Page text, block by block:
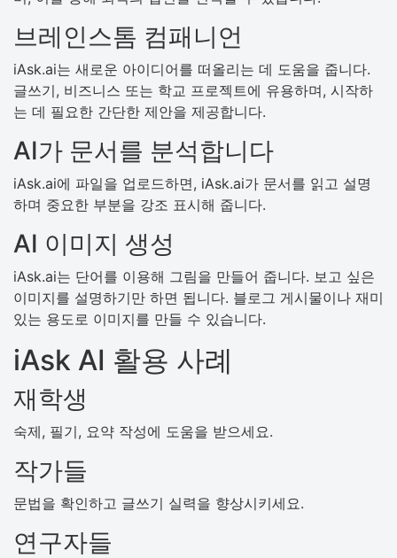
브레인스톰 컴패니언
iAsk.ai는 새로운 아이디어를 떠올리는 데 도움을 줍니다.
글쓰기, 비즈니스 또는 학교 프로젝트에 유용하며, 시작하
는 데 필요한 간단한 제안을 제공합니다.
AI가 문서를 분석합니다
iAsk.ai에 파일을 업로드하면, iAsk.ai가 문서를 읽고 설명
하며 중요한 부분을 강조 표시해 줍니다.
AI 이미지 생성
iAsk.ai는 단어를 이용해 그림을 만들어 줍니다. 보고 싶은
이미지를 설명하기만 하면 됩니다. 블로그 게시물이나 재미
있는 용도로 이미지를 만들 수 있습니다.
iAsk AI 활용 사례
재학생
숙제, 필기, 요약 작성에 도움을 받으세요.
작가들
문법을 확인하고 글쓰기 실력을 향상시키세요.
연구자들